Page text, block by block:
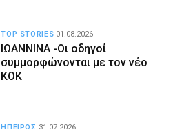
ΙΩΑΝΝΙΝΑ -Οι οδηγοί
συμμορφώνονται με τον νέο
ΚΟΚ
TOP STORIES 01.08.2026